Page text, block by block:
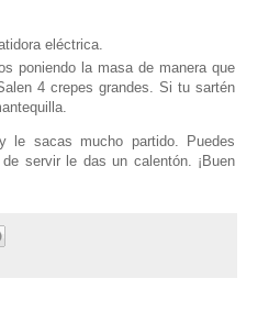
eléctrica.
poniendo la masa de manera que
4 crepes grandes. Si tu sartén
le sacas mucho partido. Puedes
servir le das un calentón. ¡Buen